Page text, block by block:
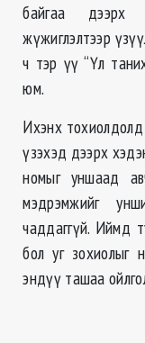
байгаа дээрх
жүжиглэлтээр
ч тэр үү “Үл
юм.
Ихэнх тохиолдолд
үзэхэд дээрх
номыг уншаад
мэдрэмжийг
чаддаггүй. Иймд
бол уг зохиолыг
эндүү ташаа